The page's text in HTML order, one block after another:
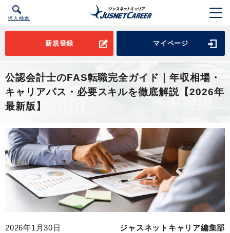
求人検索
新規登録 マイページ
公認会計士のFAS転職完全ガイド｜年収相場・
キャリアパス・必要スキルを徹底解説【2026年
最新版】
2026年1月30日 ジャスネットキャリア編集部